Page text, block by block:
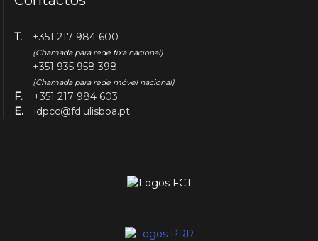
T. +351 217 984 600
(Chamada para rede fixa nacional)
+351 935 958 398
(Chamada para rede móvel nacional)
F.
+351 217 984 603
E.
idpcc@fd.ulisboa.pt